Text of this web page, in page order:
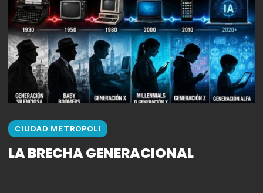
CIUDAD METROPOLI
LA BRECHA GENERACIONAL